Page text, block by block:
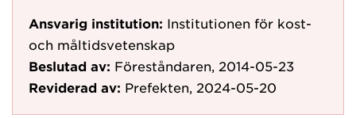
Ansvarig institution: Institutionen för kost-
och måltidsvetenskap
Beslutad av: Föreståndaren, 2014-05-23
Reviderad av: Prefekten, 2024-05-20